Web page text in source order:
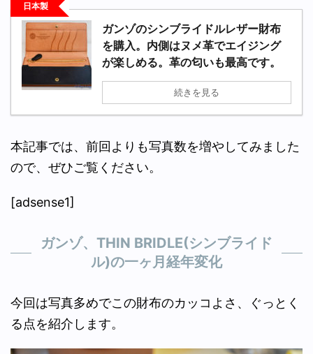
日本製
ガンゾのシンブライドルレザー財布
を購入。内側はヌメ革でエイジング
が楽しめる。革の匂いも最高です。
続きを見る
本記事では、前回よりも写真数を増やしてみました
ので、ぜひご覧ください。
[adsense1]
ガンゾ、THIN BRIDLE(シンブライド
ル)の一ヶ月経年変化
今回は写真多めでこの財布のカッコよさ、ぐっとく
る点を紹介します。